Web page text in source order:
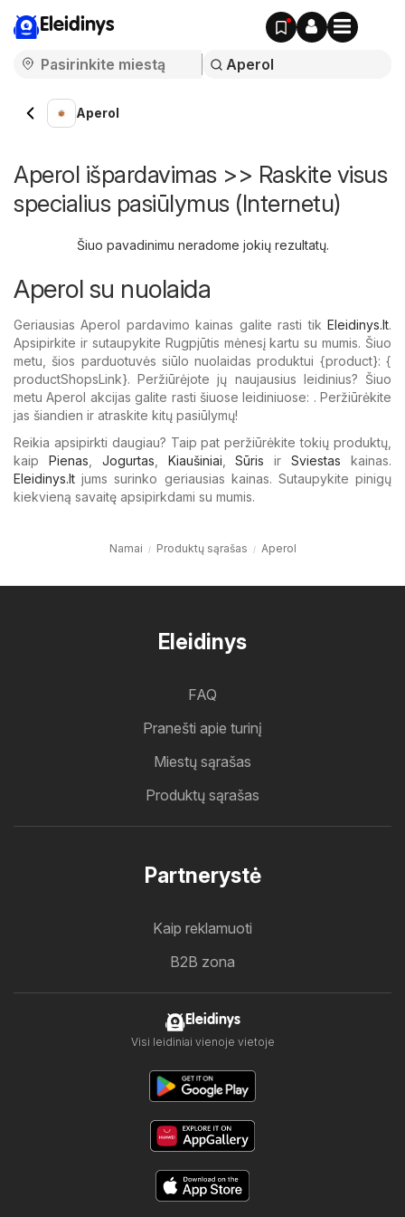
Eleidinys
Aperol
Aperol išpardavimas >> Raskite visus
specialius pasiūlymus (Internetu)
Šiuo pavadinimu neradome jokių rezultatų.
Aperol su nuolaida
Geriausias Aperol pardavimo kainas galite rasti tik Eleidinys.lt.
Apsipirkite ir sutaupykite Rugpjūtis mėnesį kartu su mumis. Šiuo
metu, šios parduotuvės siūlo nuolaidas produktui {​product}: {​
productShopsLink}. Peržiūrėjote jų naujausius leidinius? Šiuo
metu Aperol akcijas galite rasti šiuose leidiniuose: . Peržiūrėkite
jas šiandien ir atraskite kitų pasiūlymų!
Reikia apsipirkti daugiau? Taip pat peržiūrėkite tokių produktų,
kaip Pienas Jogurtas Kiaušiniai ,Sūris irSviestas kainas.
Eleidinys.lt jums surinko geriausias kainas. Sutaupykite pinigų
kiekvieną savaitę apsipirkdami su mumis.
Namai Produktų sąrašas Aperol
Eleidinys
FAQ
Pranešti apie turinį
Miestų sąrašas
Produktų sąrašas
Partnerystė
Kaip reklamuoti
B2B zona
Eleidinys
Visi leidiniai vienoje vietoje